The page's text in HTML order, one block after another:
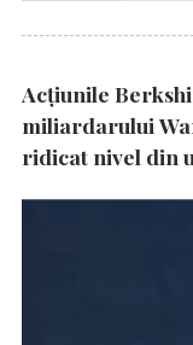
Acțiunile
miliardarului
ridicat nivel din